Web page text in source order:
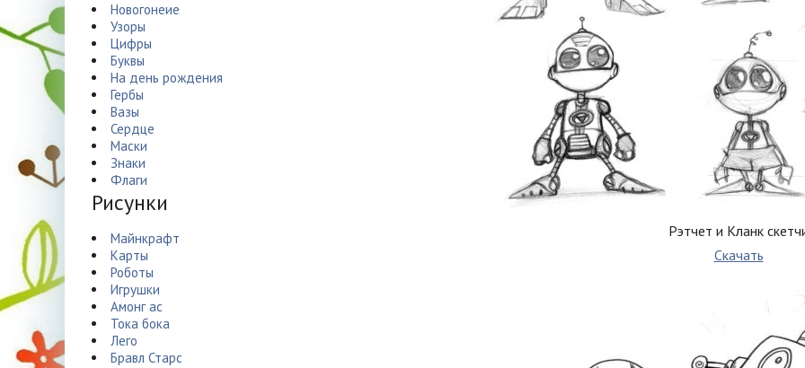
Рэтчет и Кланк
Скачать
Новогонеие
Узоры
Цифры
Буквы
На день рождения
Гербы
Вазы
Сердце
Маски
Знаки
Флаги
Рисунки
Майнкрафт
Карты
Роботы
Игрушки
Амонг ас
Тока бока
Лего
Бравл Старс